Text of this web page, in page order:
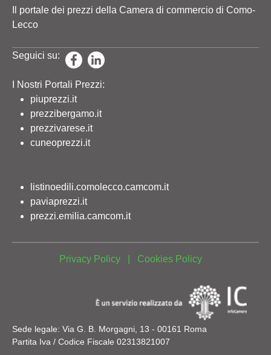
Il portale dei prezzi della Camera di commercio di Como-
Lecco
Seguici su:
I Nostri Portali Prezzi:
piuprezzi.it
prezzibergamo.it
prezzivarese.it
cuneoprezzi.it
listinoedili.comolecco.camcom.it
paviaprezzi.it
prezzi.emilia.camcom.it
Privacy Policy Cookies Policy
Sede legale: Via G. B. Morgagni, 13 - 00161 Roma
Partita Iva / Codice Fiscale 02313821007